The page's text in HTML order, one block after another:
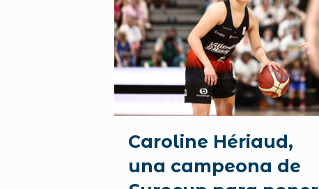
Caroline Hériaud,
una campeona de